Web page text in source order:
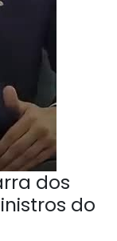
dos
do